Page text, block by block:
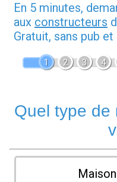
En 5 minutes,
aux constructeurs
Gratuit, sans pub
1 2 3 4
Quel type de